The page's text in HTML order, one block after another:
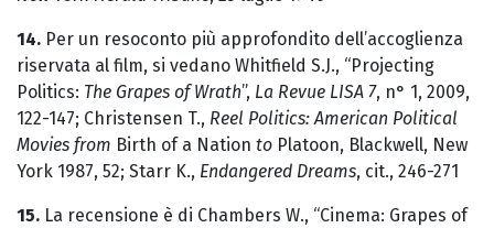
14. Per un resoconto più approfondito dell’accoglienza
riservata al film, si vedano Whitfield S.J., “Projecting
Politics: The Grapes of Wrath”, La Revue LISA 7, n° 1, 2009,
122-147; Christensen T., Reel Politics: American Political
Movies from Birth of a Nation to Platoon, Blackwell, New
York 1987, 52; Starr K., Endangered Dreams, cit., 246-271
15. La recensione è di Chambers W., “Cinema: Grapes of